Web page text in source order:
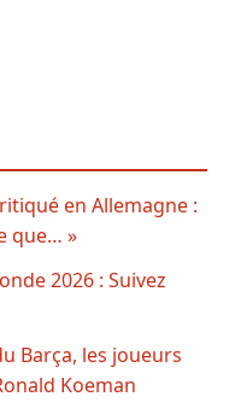
en Allemagne :
que… »
2026 : Suivez
Barça, les joueurs
Koeman